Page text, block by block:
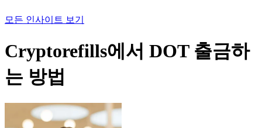
모든 인사이트 보기
Cryptorefills에서 DOT 출금하
는 방법